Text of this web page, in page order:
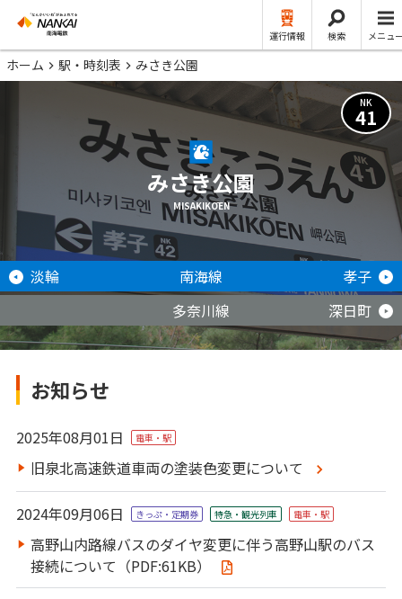
運行情報 検索 メニュ
ホーム 駅・時刻表 みさき公園
NK
41
みさき公園
MISAKIKŌEN
淡輪 南海線
孝子
多奈川線
深日町
お知らせ
2025年08月01日 電車・駅
旧泉北高速鉄道車両の塗装色変更について
2024年09月06日 きっぷ・定期券 特急・観光列⾞ 電車・駅
高野山内路線バスのダイヤ変更に伴う高野山駅のバス
接続について（PDF:61KB）